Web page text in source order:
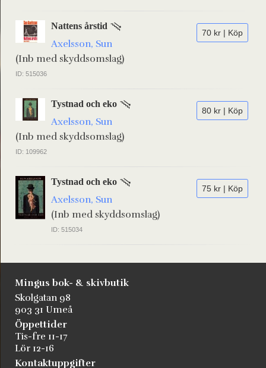
70 kr | Köp
Nattens årstid
Axelsson, Sun
(Inb med skyddsomslag)
ID: 515036
80 kr | Köp
Tystnad och eko
Axelsson, Sun
(Inb med skyddsomslag)
ID: 109962
75 kr | Köp
Tystnad och eko
Axelsson, Sun
(Inb med skyddsomslag)
ID: 515034
Mingus bok- & skivbutik
Skolgatan 98
903 31 Umeå
Öppettider
Tis-fre 11-17
Lör 12-16
Kontaktuppgifter